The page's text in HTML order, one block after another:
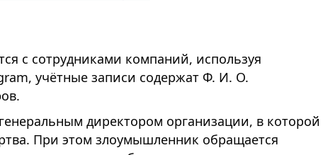
с сотрудниками компаний, используя
учётные записи содержат Ф. И. О.
директором организации, в которой
При этом злоумышленник обращается